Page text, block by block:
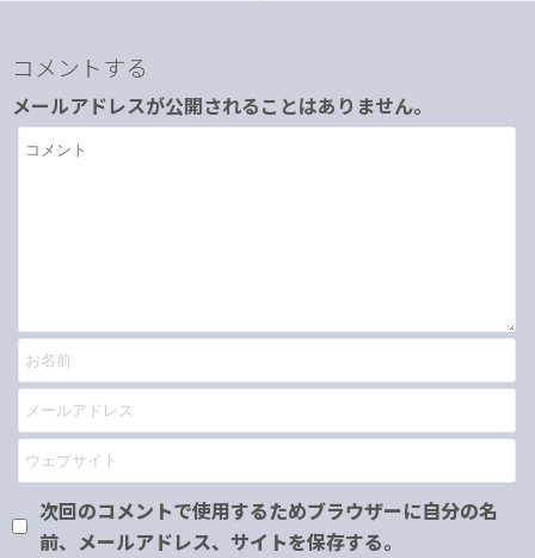
コメントする
メールアドレスが公開されることはありません。
次回のコメントで使用するためブラウザーに自分の名
前、メールアドレス、サイトを保存する。